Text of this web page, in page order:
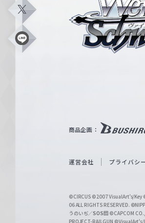
X
L
ス
W
i
c
h
商品企画：
運営会社 プライバシ
©CIRCUS ©2007 VisualArt's/Key
06 ALL RIGHTS RESERVED.
うのいぢ／SOS団 ©CAPCOM
PROJECT-RAILGUN ©VisualArt's/